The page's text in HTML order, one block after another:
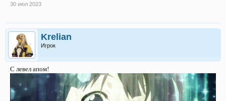
30 июл 2023
Krelian
Игрок
С левел апом!